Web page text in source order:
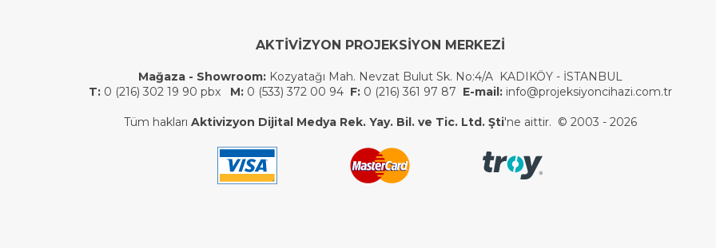
AKTİVİZYON PROJEKSİYON MERKEZİ
Mağaza - Showroom:Kozyatağı Mah. Nevzat Bulut Sk. No:4/A KADIKÖY - İSTANBUL
T:0 (216) 302 19 90 pbx M:0 (533) 372 00 94 F:0 (216) 361 97 87 E-mail:info@projeksiyoncihazi.com.tr
Tüm hakları Aktivizyon Dijital Medya Rek. Yay. Bil. ve Tic. Ltd. Şti'ne aittir. © 2003 - 2026